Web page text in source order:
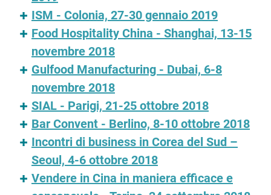
ISM - Colonia, 27-30 gennaio 2019
Food Hospitality China - Shanghai, 13-15
novembre 2018
Gulfood Manufacturing - Dubai, 6-8
novembre 2018
SIAL - Parigi, 21-25 ottobre 2018
Bar Convent - Berlino, 8-10 ottobre 2018
Incontri di business in Corea del Sud –
Seoul, 4-6 ottobre 2018
Vendere in Cina in maniera efficace e